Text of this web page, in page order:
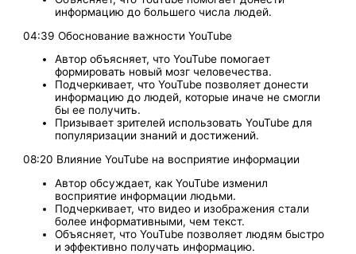
информацию до большего числа людей.
04:39 Обоснование важности YouTube
Автор объясняет, что YouTube помогает
формировать новый мозг человечества.
Подчеркивает, что YouTube позволяет донести
информацию до людей, которые иначе не смогли
бы ее получить.
Призывает зрителей использовать YouTube для
популяризации знаний и достижений.
08:20 Влияние YouTube на восприятие информации
Автор обсуждает, как YouTube изменил
восприятие информации людьми.
Подчеркивает, что видео и изображения стали
более информативными, чем текст.
Объясняет, что YouTube позволяет людям быстро
и эффективно получать информацию.